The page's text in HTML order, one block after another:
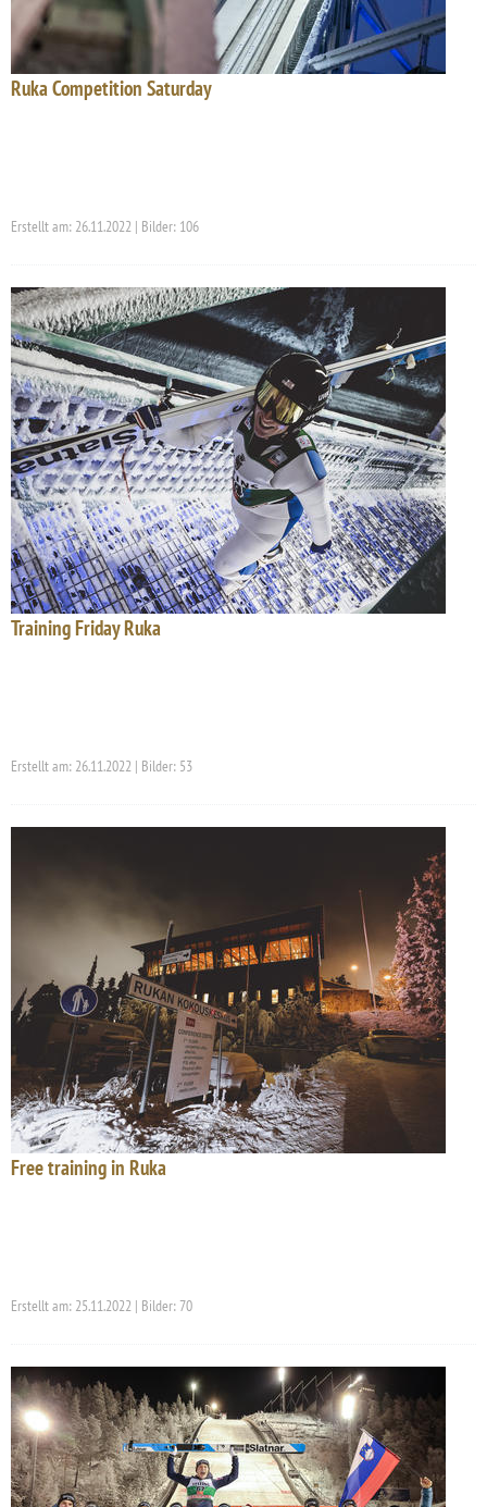
Ruka Competition Saturday
Erstellt am: 26.11.2022 | Bilder: 106
Training Friday Ruka
Erstellt am: 26.11.2022 | Bilder: 53
Free training in Ruka
Erstellt am: 25.11.2022 | Bilder: 70